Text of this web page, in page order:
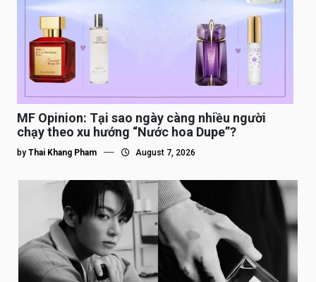
MF Opinion: Tại sao ngày càng nhiều người
chạy theo xu hướng “Nước hoa Dupe”?
by Thai Khang Pham August 7, 2026